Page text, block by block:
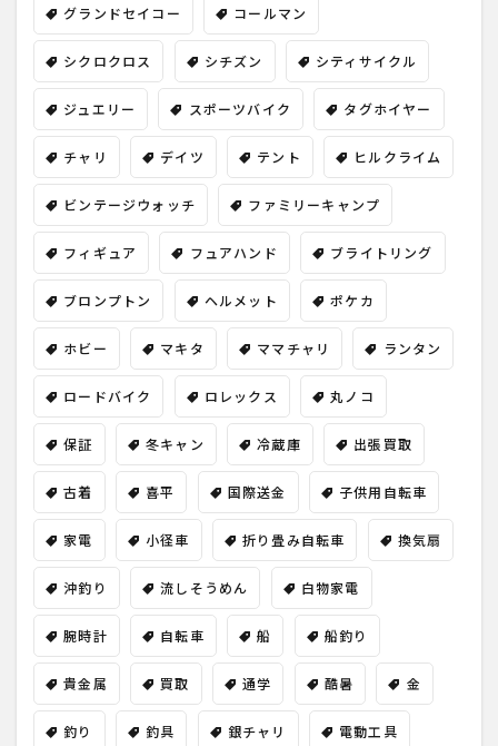
グランドセイコー コールマン
シクロクロス シチズン シティサイクル
ジュエリー スポーツバイク タグホイヤー
チャリ デイツ テント ヒルクライム
ビンテージウォッチ ファミリーキャンプ
フィギュア フュアハンド ブライトリング
ブロンプトン ヘルメット ポケカ
ホビー マキタ ママチャリ ランタン
ロードバイク ロレックス 丸ノコ
保証 冬キャン 冷蔵庫 出張買取
古着 喜平 国際送金 子供用自転車
家電 小径車 折り畳み自転車 換気扇
沖釣り 流しそうめん 白物家電
腕時計 自転車 船 船釣り
貴金属 買取 通学 酷暑 金
釣り 釣具 銀チャリ 電動工具